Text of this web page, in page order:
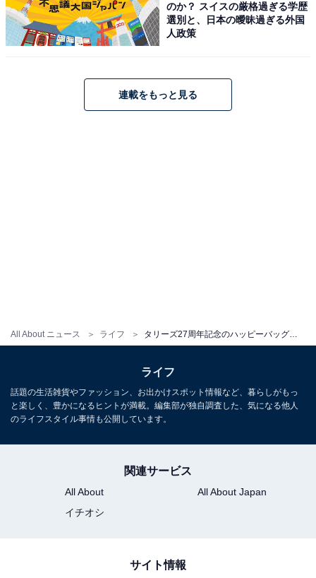
All About ニュース ライフ
「27th Anniversary Happy Bag 楽天市場店限定Bセット」（7000円）
「27th Anniversary Happy Bag 楽天市場店限定Bセッ
のか？ スイスの厳格過ぎる学歴
選別と、日本の曖昧過ぎる外国
人政策
連載をもっと見る
ライフ
話題の生活雑貨やファッション、お出かけスポット情報など、暮らしがもっ
と楽しく、豊かになるヒントが満載。編集部が独自調査した、気になる他人
のライフスタイル事情も公開しています。
関連サービス
All About
All About Japan
イチオシ
サイト情報